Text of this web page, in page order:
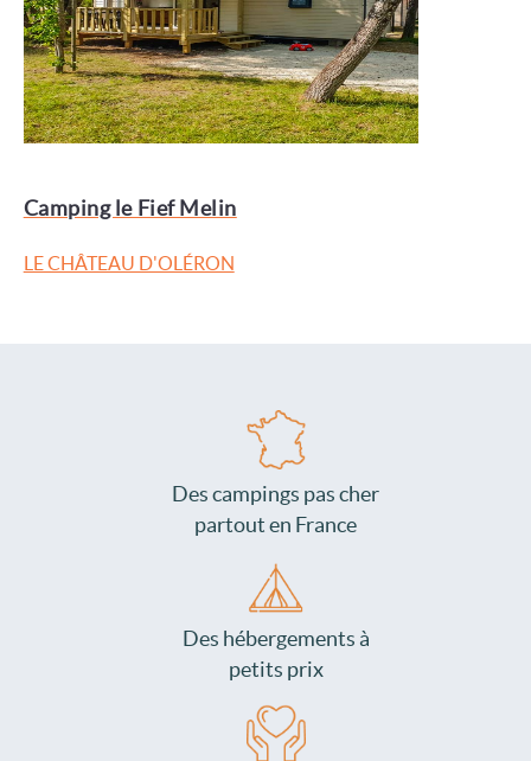
Camping le Fief Melin
LE CHÂTEAU D'OLÉRON
Des campings pas cher
partout en France
Des hébergements à
petits prix